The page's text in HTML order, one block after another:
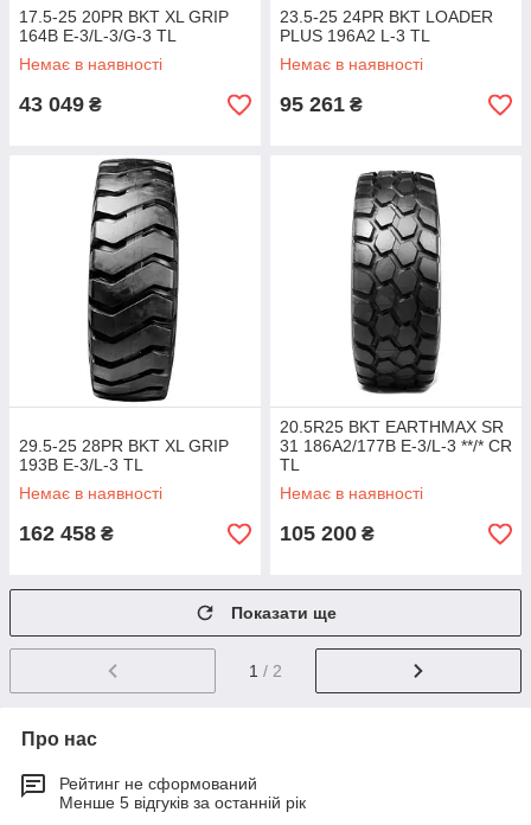
17.5-25 20PR BKT XL GRIP
164B E-3/L-3/G-3 TL
Немає в наявності
43 049 ₴
23.5-25 24PR BKT LOADER
PLUS 196A2 L-3 TL
Немає в наявності
95 261 ₴
29.5-25 28PR BKT XL GRIP
193B E-3/L-3 TL
Немає в наявності
162 458 ₴
20.5R25 BKT EARTHMAX SR
31 186A2/177B E-3/L-3 **/* CR
TL
Немає в наявності
105 200 ₴
Показати ще
1 / 2
Про нас
Рейтинг не сформований
Менше 5 відгуків за останній рік